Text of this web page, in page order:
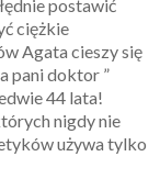
postawić
ciężkie
Agata cieszy się
pani doktor ”
44 lata!
nigdy nie
używa tylko